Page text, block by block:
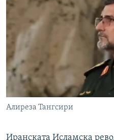
Алиреза Тангсири
Иранската Исламска